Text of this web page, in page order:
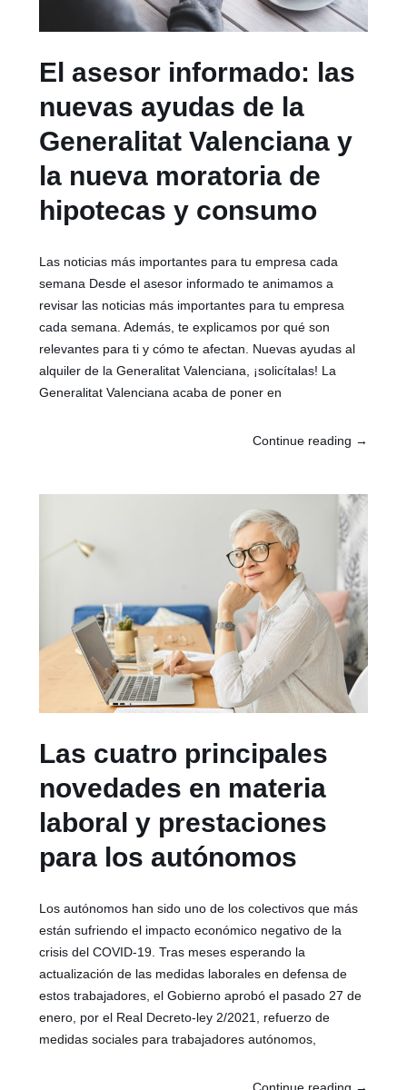
El asesor informado: las
nuevas ayudas de la
Generalitat Valenciana y
la nueva moratoria de
hipotecas y consumo
Las noticias más importantes para tu empresa cada
semana Desde el asesor informado te animamos a
revisar las noticias más importantes para tu empresa
cada semana. Además, te explicamos por qué son
relevantes para ti y cómo te afectan. Nuevas ayudas al
alquiler de la Generalitat Valenciana, ¡solicítalas! La
Generalitat Valenciana acaba de poner en
Continue reading →
Las cuatro principales
novedades en materia
laboral y prestaciones
para los autónomos
Los autónomos han sido uno de los colectivos que más
están sufriendo el impacto económico negativo de la
crisis del COVID-19. Tras meses esperando la
actualización de las medidas laborales en defensa de
estos trabajadores, el Gobierno aprobó el pasado 27 de
enero, por el Real Decreto-ley 2/2021, refuerzo de
medidas sociales para trabajadores autónomos,